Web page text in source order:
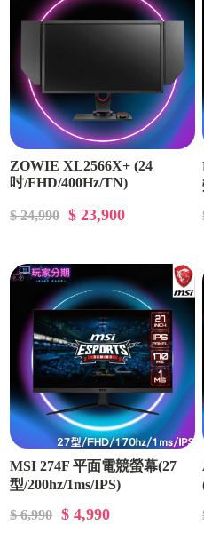
ZOWIE XL2566X+ (24
吋/FHD/400Hz/TN)
$ 24,990 $ 23,900
MSI 274F 平面電競螢幕(27
型/200hz/1ms/IPS)
$ 6,990
$ 4,990